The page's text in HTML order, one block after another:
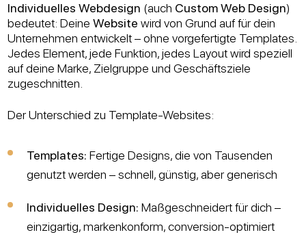
Individuelles Webdesign (auch Custom Web Design)
bedeutet: DeineWebsite wird von Grund auf für dein
Unternehmen entwickelt – ohne vorgefertigte Templates.
Jedes Element, jede Funktion, jedes Layout wird speziell
auf deine Marke, Zielgruppe und Geschäftsziele
zugeschnitten.
Der Unterschied zu Template-Websites:
Templates: Fertige Designs, die von Tausenden
genutzt werden – schnell, günstig, aber generisch
Individuelles Design: Maßgeschneidert für dich –
einzigartig, markenkonform, conversion-optimiert